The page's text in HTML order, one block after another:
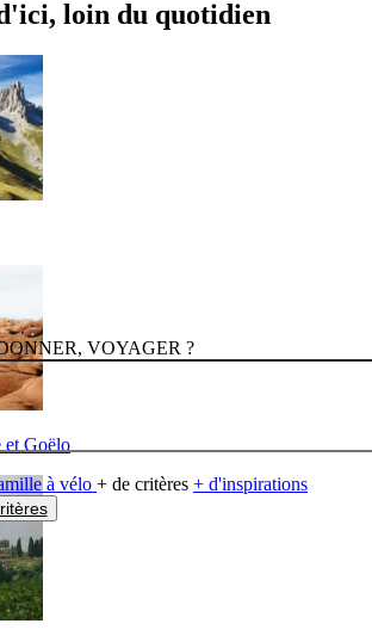
VOYAGER ?
à vélo + de critères + d'inspirations
loin du quotidien
et Goëlo